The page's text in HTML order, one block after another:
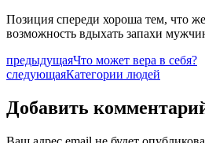
Позиция спереди хороша тем, что
возможность вдыхать запахи
предыдущаяЧто может вера в себя?
следующаяКатегории людей
Добавить